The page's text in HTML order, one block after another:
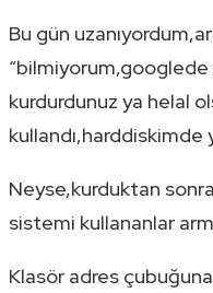
Bu gün
“bilmiyorum,googlede
kurdurdunuz ya helal
kullandı,harddiskimde
Neyse,kurduktan
sistemi kullananlar
Klasör adres